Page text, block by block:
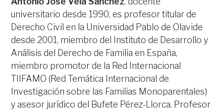
universitario desde 1990, es profesor titular de
Derecho Civil en la Universidad Pablo de Olavide
desde 2001, miembro del Instituto de Desarrollo y
Análisis del Derecho de Familia en España,
miembro promotor de la Red Internacional
TIIFAMO (Red Temática Internacional de
Investigación sobre las Familias Monoparentales)
y asesor jurídico del Bufete Pérez-Llorca. Profesor